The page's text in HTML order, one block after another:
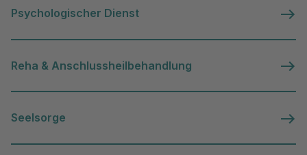
Psychologischer Dienst
Reha & Anschlussheilbehandlung
Seelsorge